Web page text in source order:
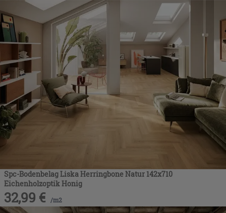
Spc-Bodenbelag Liska Herringbone Natur 142x710
Eichenholzoptik Honig
32,99 € /m2